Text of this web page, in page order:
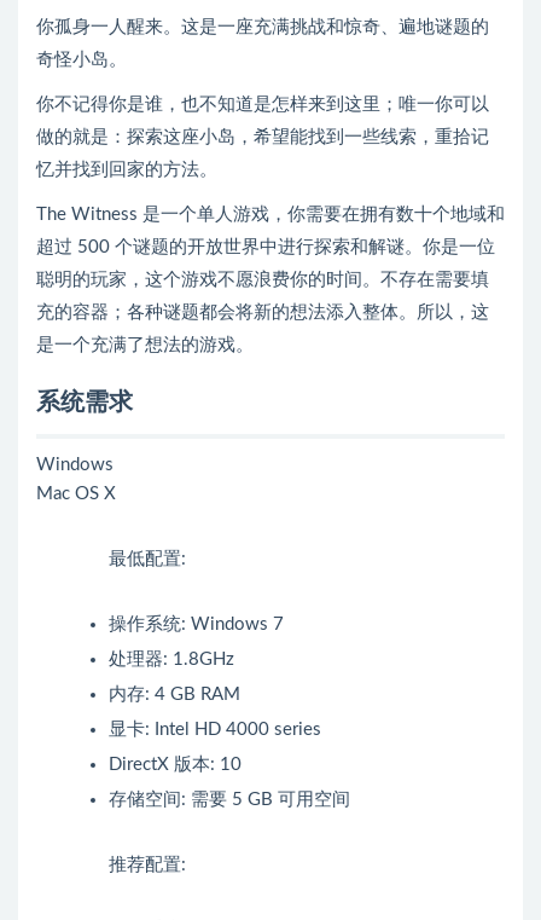
你孤身一人醒来。这是一座充满挑战和惊奇、遍地谜题的
奇怪小岛。
你不记得你是谁，也不知道是怎样来到这里；唯一你可以
做的就是：探索这座小岛，希望能找到一些线索，重拾记
忆并找到回家的方法。
The Witness 是一个单人游戏，你需要在拥有数十个地域和
超过 500 个谜题的开放世界中进行探索和解谜。你是一位
聪明的玩家，这个游戏不愿浪费你的时间。不存在需要填
充的容器；各种谜题都会将新的想法添入整体。所以，这
是一个充满了想法的游戏。
系统需求
Windows
Mac OS X
最低配置:
操作系统: Windows 7
处理器: 1.8GHz
内存: 4 GB RAM
显卡: Intel HD 4000 series
DirectX 版本: 10
存储空间: 需要 5 GB 可用空间
推荐配置: